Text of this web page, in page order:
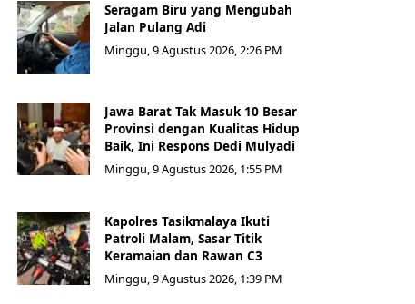
Seragam Biru yang Mengubah
Jalan Pulang Adi
Minggu, 9 Agustus 2026, 2:26 PM
Jawa Barat Tak Masuk 10 Besar
Provinsi dengan Kualitas Hidup
Baik, Ini Respons Dedi Mulyadi
Minggu, 9 Agustus 2026, 1:55 PM
Kapolres Tasikmalaya Ikuti
Patroli Malam, Sasar Titik
Keramaian dan Rawan C3
Minggu, 9 Agustus 2026, 1:39 PM